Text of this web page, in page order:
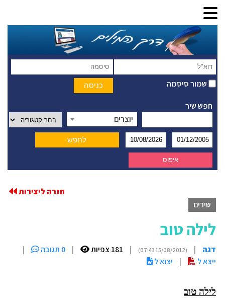
שמור סיסמה
חפש שיר
יוצרים
חזרה ליצירות
שירים
לילה טוב
דגה |
(15/08/2012 07:43)
| 181 צפיות | 0 תגובה
|
ייצא ל
| יצוא ל
לילה טוב